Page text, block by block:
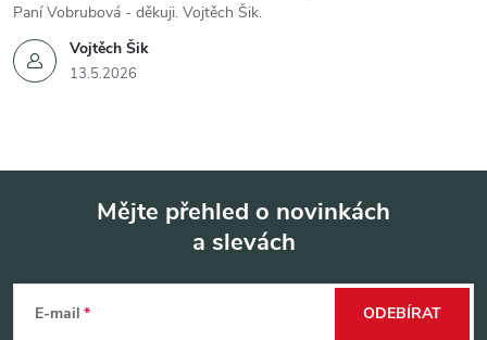
Vojtěch Šik
13.5.2026
Paní Vobrubová - děkuji. Vojtěch Šik.
Mějte přehled o novinkách
a slevách
E-mail ODEBÍRAT